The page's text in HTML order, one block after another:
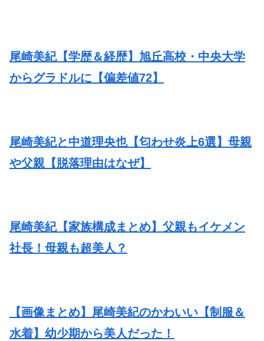
尾崎美紀【学歴＆経歴】旭丘高校・中央大学
からグラドルに【偏差値72】
尾崎美紀と中道理央也【匂わせ炎上6選】母親
や父親【脱落理由はなぜ】
尾崎美紀【家族構成まとめ】父親もイケメン
社長！母親も超美人？
【画像まとめ】尾崎美紀のかわいい【制服＆
水着】幼少期から美人だった！